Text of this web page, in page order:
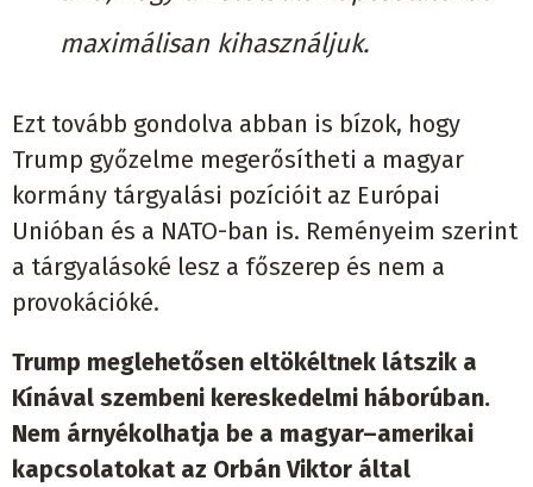
maximálisan kihasználjuk.
Ezt tovább gondolva abban is bízok, hogy
Trump győzelme megerősítheti a magyar
kormány tárgyalási pozícióit az Európai
Unióban és a NATO-ban is. Reményeim szerint
a tárgyalásoké lesz a főszerep és nem a
provokációké.
Trump meglehetősen eltökéltnek látszik a
Kínával szembeni kereskedelmi háborúban.
Nem árnyékolhatja be a magyar–amerikai
kapcsolatokat az Orbán Viktor által